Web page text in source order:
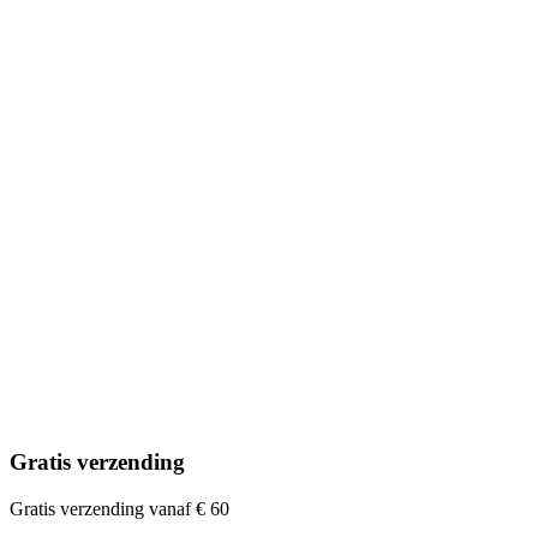
Gratis verzending
Gratis verzending vanaf € 60